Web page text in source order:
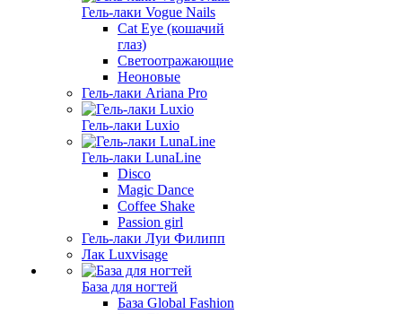
Гель-лаки Vogue Nails
Cat Eye (кошачий
глаз)
Светоотражающие
Неоновые
Гель-лаки Ariana Pro
Гель-лаки Luxio
Гель-лаки LunaLine
Disco
Magic Dance
Coffee Shake
Passion girl
Гель-лаки Луи Филипп
Лак Luxvisage
База для ногтей
База Global Fashion